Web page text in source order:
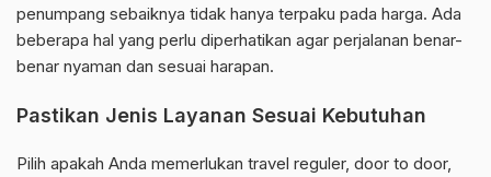
penumpang sebaiknya tidak hanya terpaku pada harga. Ada
beberapa hal yang perlu diperhatikan agar perjalanan benar-
benar nyaman dan sesuai harapan.
Pastikan Jenis Layanan Sesuai Kebutuhan
Pilih apakah Anda memerlukan travel reguler, door to door,